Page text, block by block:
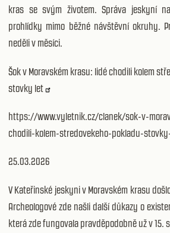
kras se svým životem. Správa jeskyní
prohlídky mimo běžné návštěvní okruhy.
neděli v měsíci.
Šok v Moravském krasu: lidé chodili kolem
stovky let
https://www.vyletnik.cz/clanek/sok-v-
chodili-kolem-stredovekeho-pokladu-
25.03.2026
V Kateřinské jeskyni v Moravském krasu
Archeologové zde našli další důkazy o
která zde fungovala pravděpodobně už v 15.